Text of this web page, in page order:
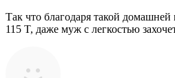
Так что благодаря такой
115 T, даже муж с легкостью